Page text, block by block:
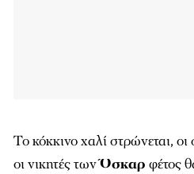
Το κόκκινο χαλί στρώνεται, οι
οι νικητές τωνΌσκαρ φέτος